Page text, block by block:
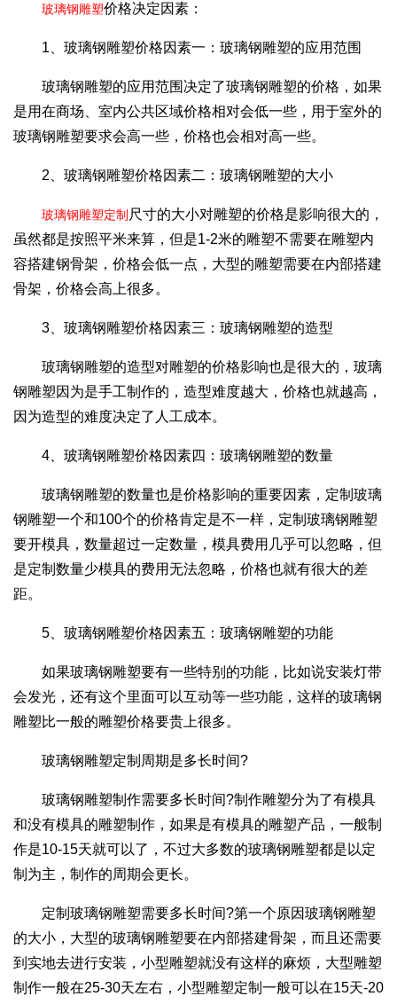
玻璃钢雕塑价格决定因素：
1、玻璃钢雕塑价格因素一：玻璃钢雕塑的应用范围
玻璃钢雕塑的应用范围决定了玻璃钢雕塑的价格，如果
是用在商场、室内公共区域价格相对会低一些，用于室外的
玻璃钢雕塑要求会高一些，价格也会相对高一些。
2、玻璃钢雕塑价格因素二：玻璃钢雕塑的大小
玻璃钢雕塑定制 尺寸的大小对雕塑的价格是影响很大的，
虽然都是按照平米来算，但是1-2米的雕塑不需要在雕塑内
容搭建钢骨架，价格会低一点，大型的雕塑需要在内部搭建
骨架，价格会高上很多。
3、玻璃钢雕塑价格因素三：玻璃钢雕塑的造型
玻璃钢雕塑的造型对雕塑的价格影响也是很大的，玻璃
钢雕塑因为是手工制作的，造型难度越大，价格也就越高，
因为造型的难度决定了人工成本。
4、玻璃钢雕塑价格因素四：玻璃钢雕塑的数量
玻璃钢雕塑的数量也是价格影响的重要因素，定制玻璃
钢雕塑一个和100个的价格肯定是不一样，定制玻璃钢雕塑
要开模具，数量超过一定数量，模具费用几乎可以忽略，但
是定制数量少模具的费用无法忽略，价格也就有很大的差
距。
5、玻璃钢雕塑价格因素五：玻璃钢雕塑的功能
如果玻璃钢雕塑要有一些特别的功能，比如说安装灯带
会发光，还有这个里面可以互动等一些功能，这样的玻璃钢
雕塑比一般的雕塑价格要贵上很多。
玻璃钢雕塑定制周期是多长时间?
玻璃钢雕塑制作需要多长时间?制作雕塑分为了有模具
和没有模具的雕塑制作，如果是有模具的雕塑产品，一般制
作是10-15天就可以了，不过大多数的玻璃钢雕塑都是以定
制为主，制作的周期会更长。
定制玻璃钢雕塑需要多长时间?第一个原因玻璃钢雕塑
的大小，大型的玻璃钢雕塑要在内部搭建骨架，而且还需要
到实地去进行安装，小型雕塑就没有这样的麻烦，大型雕塑
制作一般在25-30天左右，小型雕塑定制一般可以在15天-20